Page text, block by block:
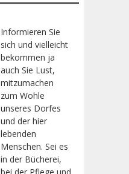
Informieren Sie
sich und vielleicht
bekommen ja
auch Sie Lust,
mitzumachen
zum Wohle
unseres Dorfes
und der hier
lebenden
Menschen. Sei es
in der Bücherei,